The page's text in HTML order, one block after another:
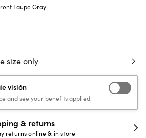
Taupe Gray
size only
visión
and see your benefits applied.
30-day
Full